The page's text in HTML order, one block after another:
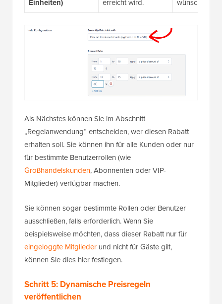
Einheiten) erreicht wird. wünschen.
Als Nächstes können Sie im Abschnitt
„Regelanwendung“ entscheiden, wer diesen Rabatt
erhalten soll. Sie können ihn für alle Kunden oder nur
für bestimmte Benutzerrollen (wie
Großhandelskunden, Abonnenten oder VIP-
Mitglieder) verfügbar machen.
Sie können sogar bestimmte Rollen oder Benutzer
ausschließen, falls erforderlich. Wenn Sie
beispielsweise möchten, dass dieser Rabatt nur für
eingeloggte Mitglieder und nicht für Gäste gilt,
können Sie dies hier festlegen.
Schritt 5: Dynamische Preisregeln
veröffentlichen